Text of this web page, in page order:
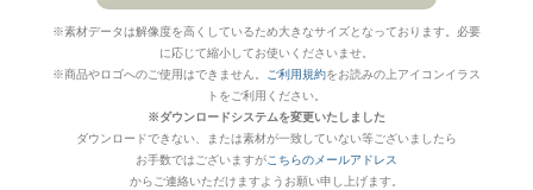
※素材データは解像度を高くしているため大きなサイズとなっております。必要
に応じて縮小してお使いくださいませ。
※商品やロゴへのご使用はできません。
ご利用規約をお読みの上アイコンイラス
トをご利用ください。
※ダウンロードシステムを変更いたしました
ダウンロードできない、または素材が一致していない等ございましたら
お手数ではございますがこちらのメールアドレス
からご連絡いただけますようお願い申し上げます。